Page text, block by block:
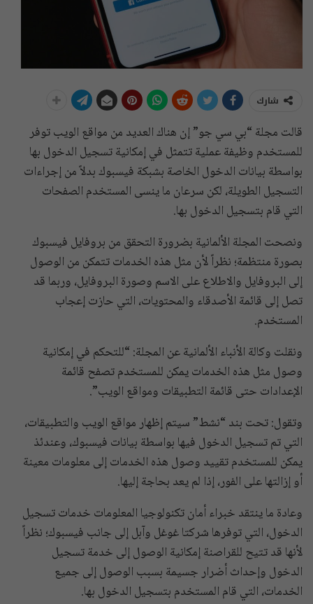
شارك
قالت مجلة “بي سي جو” إن هناك العديد من مواقع الويب توفر
للمستخدم وظيفة عملية تتمثل في إمكانية تسجيل الدخول بها
بواسطة بيانات الدخول الخاصة بشبكة فيسبوك بدلاً من إجراءات
التسجيل الطويلة، لكن سرعان ما ينسى المستخدم الصفحات
التي قام بتسجيل الدخول بها.
ونصحت المجلة الألمانية بضرورة التحقق من بروفايل فيسبوك
بصورة منتظمة؛ نظراً لأن مثل هذه الخدمات تتمكن من الوصول
إلى البروفايل والاطلاع على الاسم وصورة البروفايل، وربما قد
تصل إلى قائمة الأصدقاء والمحتويات، التي حازت إعجاب
المستخدم.
ونقلت وكالة الأنباء الألمانية عن المجلة: “للتحكم في إمكانية
وصول مثل هذه الخدمات يمكن للمستخدم تصفح قائمة
الإعدادات حتى قائمة التطبيقات ومواقع الويب”.
وتقول: تحت بند “نشط” سيتم إظهار مواقع الويب والتطبيقات،
التي تم تسجيل الدخول فيها بواسطة بيانات فيسبوك، وعندئذ
يمكن للمستخدم تقييد وصول هذه الخدمات إلى معلومات معينة
أو إزالتها على الفور، إذا لم يعد بحاجة إليها.
وعادة ما ينتقد خبراء أمان تكنولوجيا المعلومات خدمات تسجيل
الدخول، التي توفرها شركتا غوغل وآبل إلى جانب فيسبوك؛ نظراً
لأنها قد تتيح للقراصنة إمكانية الوصول إلى خدمة تسجيل
الدخول وإحداث أضرار جسيمة بسبب الوصول إلى جميع
الخدمات، التي قام المستخدم بتسجيل الدخول بها.